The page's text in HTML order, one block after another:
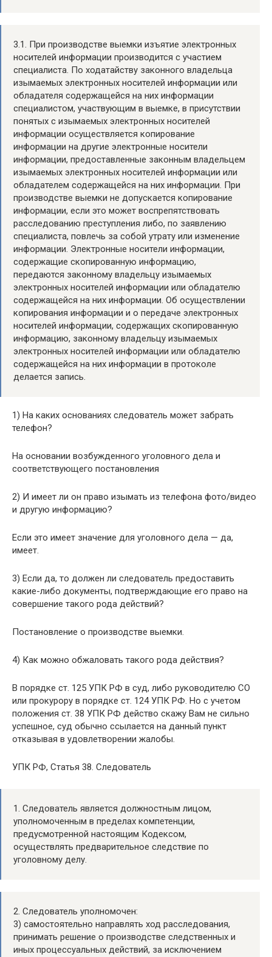
3.1. При производстве выемки изъятие электронных
носителей информации производится с участием
специалиста. По ходатайству законного владельца
изымаемых электронных носителей информации или
обладателя содержащейся на них информации
специалистом, участвующим в выемке, в присутствии
понятых с изымаемых электронных носителей
информации осуществляется копирование
информации на другие электронные носители
информации, предоставленные законным владельцем
изымаемых электронных носителей информации или
обладателем содержащейся на них информации. При
производстве выемки не допускается копирование
информации, если это может воспрепятствовать
расследованию преступления либо, по заявлению
специалиста, повлечь за собой утрату или изменение
информации. Электронные носители информации,
содержащие скопированную информацию,
передаются законному владельцу изымаемых
электронных носителей информации или обладателю
содержащейся на них информации. Об осуществлении
копирования информации и о передаче электронных
носителей информации, содержащих скопированную
информацию, законному владельцу изымаемых
электронных носителей информации или обладателю
содержащейся на них информации в протоколе
делается запись.
1) На каких основаниях следователь может забрать
телефон?
На основании возбужденного уголовного дела и
соответствующего постановления
2) И имеет ли он право изымать из телефона фото/видео
и другую информацию?
Если это имеет значение для уголовного дела — да,
имеет.
3) Если да, то должен ли следователь предоставить
какие-либо документы, подтверждающие его право на
совершение такого рода действий?
Постановление о производстве выемки.
4) Как можно обжаловать такого рода действия?
В порядке ст. 125 УПК РФ в суд, либо руководителю СО
или прокурору в порядке ст. 124 УПК РФ. Но с учетом
положения ст. 38 УПК РФ действо скажу Вам не сильно
успешное, суд обычно ссылается на данный пункт
отказывая в удовлетворении жалобы.
УПК РФ, Статья 38. Следователь
1. Следователь является должностным лицом,
уполномоченным в пределах компетенции,
предусмотренной настоящим Кодексом,
осуществлять предварительное следствие по
уголовному делу.
2. Следователь уполномочен:
3) самостоятельно направлять ход расследования,
принимать решение о производстве следственных и
иных процессуальных действий, за исключением